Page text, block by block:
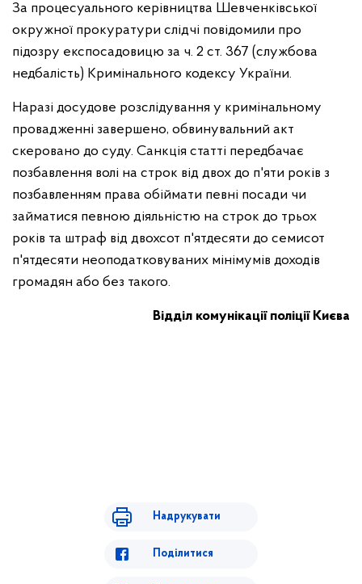
За процесуального керівництва Шевченківської
окружної прокуратури слідчі повідомили про
підозру експосадовицю за ч. 2 ст. 367 (службова
недбалість) Кримінального кодексу України.
Наразі досудове розслідування у кримінальному
провадженні завершено, обвинувальний акт
скеровано до суду. Санкція статті передбачає
позбавлення волі на строк від двох до п'яти років з
позбавленням права обіймати певні посади чи
займатися певною діяльністю на строк до трьох
років та штраф від двохсот п'ятдесяти до семисот
п'ятдесяти неоподатковуваних мінімумів доходів
громадян або без такого.
Відділ комунікації поліції Києва
Надрукувати
Поділитися